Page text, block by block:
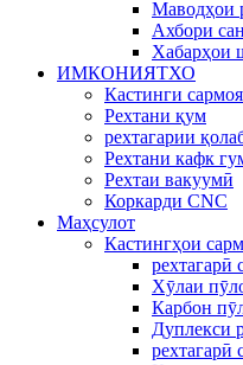
Маводҳои
Ахбори
Хабарҳои
ИМКОНИЯТХО
Кастинги
Рехтани қум
рехтагарии
Рехтани кафк
Рехтаи вакуумӣ
Коркарди CNC
Маҳсулот
Кастингҳои
рехтагарӣ
Хӯлаи
Карбон
Дуплекси
рехтагарӣ